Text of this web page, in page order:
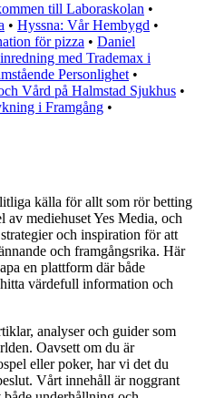
till Laboraskolan •
• Hyssna: Vår Hembygd •
för pizza • Daniel
med Trademax i
Personlighet •
Vård på Halmstad Sjukhus •
i Framgång •
källa för allt som rör betting
mediehuset Yes Media, och
och inspiration för att
och framgångsrika. Här
en plattform där både
värdefull information och
analyser och guider som
Oavsett om du är
eller poker, har vi det du
Vårt innehåll är noggrant